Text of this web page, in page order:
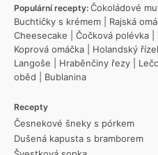
Populární recepty: Čokoládové
Buchtičky s krémem
Rajská
Cheesecake
Čočková polévka
Koprová omáčka
Holandský
Langoše
Hraběnčiny řezy Lečo
oběd
Bublanina
Recepty
Česnekové šneky s pórkem
Dušená kapusta s bramborem